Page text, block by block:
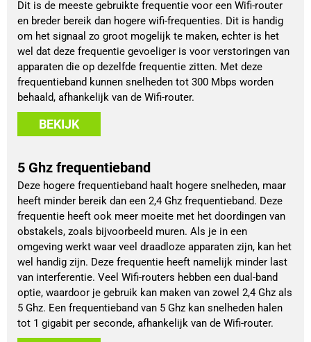
Dit is de meeste gebruikte frequentie voor een Wifi-router
en breder bereik dan hogere wifi-frequenties. Dit is handig
om het signaal zo groot mogelijk te maken, echter is het
wel dat deze frequentie gevoeliger is voor verstoringen van
apparaten die op dezelfde frequentie zitten. Met deze
frequentieband kunnen snelheden tot 300 Mbps worden
behaald, afhankelijk van de Wifi-router.
BEKIJK
5 Ghz frequentieband
Deze hogere frequentieband haalt hogere snelheden, maar
heeft minder bereik dan een 2,4 Ghz frequentieband. Deze
frequentie heeft ook meer moeite met het doordingen van
obstakels, zoals bijvoorbeeld muren. Als je in een
omgeving werkt waar veel draadloze apparaten zijn, kan het
wel handig zijn. Deze frequentie heeft namelijk minder last
van interferentie. Veel Wifi-routers hebben een dual-band
optie, waardoor je gebruik kan maken van zowel 2,4 Ghz als
5 Ghz. Een frequentieband van 5 Ghz kan snelheden halen
tot 1 gigabit per seconde, afhankelijk van de Wifi-router.